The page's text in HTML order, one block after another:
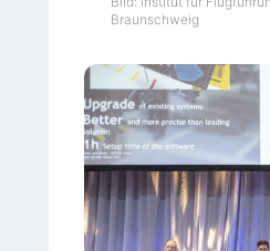
Braunschweig